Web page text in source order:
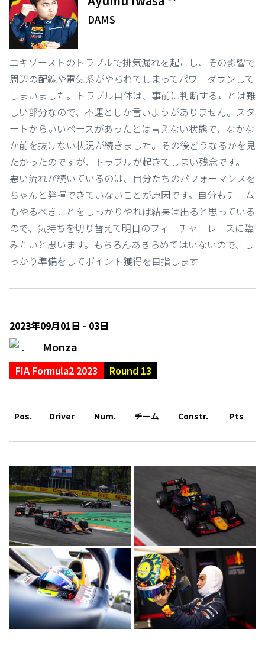
DAMS
エキゾーストのトラブルで排気漏れを起こし、その影響で
周辺の配線や電気系がやられてしまってパワーダウンして
しまいました。トラブル自体は、事前に判断することは難
しい部分なので、不運としか言いようがありません。スタ
ートからいいペースがあったとは言えない状態で、なかな
か前を抜けない状況が続きました。その後どうなるかを見
たかったのですが、トラブルが起きてしまい残念です。
悪い流れが続いているのは、自分たちのパフォーマンスを
ちゃんと発揮できていないことが原因です。自分もチーム
もやるべきことをしっかりやれば結果は出ると思っている
ので、気持ちを切り替えて明日のフィーチャーレースに臨
みたいと思います。もちろんあきらめてはいないので、し
っかり準備をしてポイント獲得を目指します
2023年09月01日 - 03日
Monza
FIA Formula2 2023 Round 13
Pos. Driver Num. チーム Constr. Pts